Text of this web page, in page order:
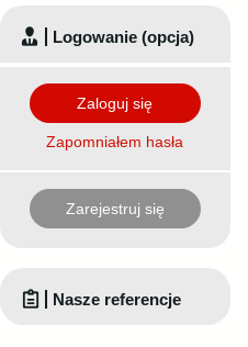
Logowanie (opcja)
Zaloguj się
Zapomniałem hasła
Zarejestruj się
Nasze referencje